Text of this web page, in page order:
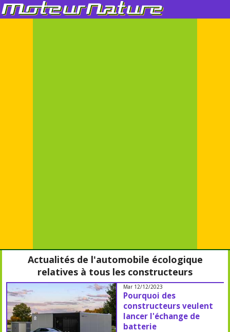
Actualités de l'automobile écologique
relatives à tous les constructeurs
Mar 12/12/2023
Pourquoi des
constructeurs veulent
lancer l'échange de
batterie